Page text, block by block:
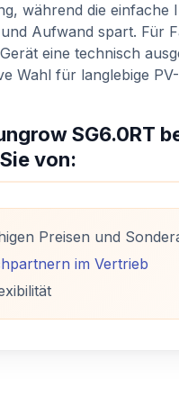
während die einfache
Aufwand spart. Für
eine technisch
Wahl für langlebige
SG6.0RT
von:
Preisen und
im Vertrieb